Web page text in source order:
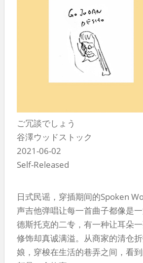
ご冗談でしょう
谷澤ウッドストック
2021-06-02
Self-Released
日式民谣，穿插期间的Spoken
声吉他弹唱让每一首曲子都像是
德斯托克的二专，有一种让耳朵
修饰却真诚满溢。从商家的清仓
娘，穿梭在生活的巷弄之间，看